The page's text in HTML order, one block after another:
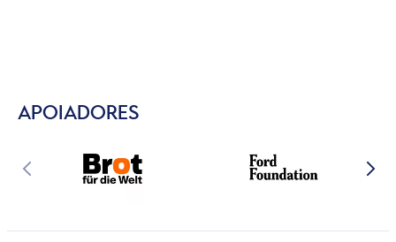
APOIADORES